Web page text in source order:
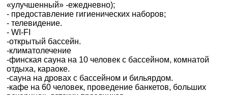
«улучшенный» -ежедневно);
- предоставление гигиенических наборов;
- телевидение.
- WI-FI
-открытый бассейн.
-климатолечение
-финская сауна на 10 человек с бассейном, комнатой
отдыха, караоке.
-сауна на дровах с бассейном и бильярдом.
-кафе на 60 человек, проведение банкетов, больших